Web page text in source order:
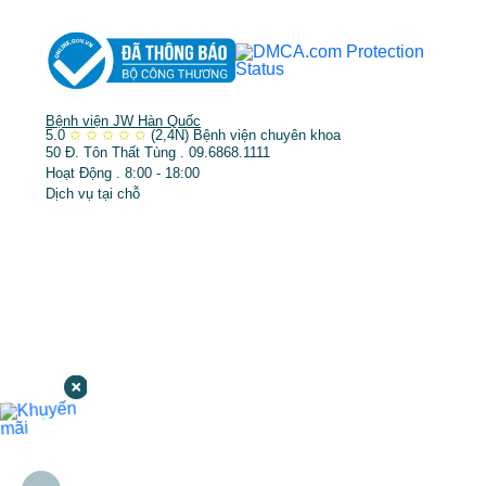
Bệnh viện JW Hàn Quốc
5.0 ✩ ✩ ✩ ✩ ✩ (2,4N) Bệnh viện chuyên khoa
50 Đ. Tôn Thất Tùng . 09.6868.1111
Hoạt Động . 8:00 - 18:00
Dịch vụ tại chỗ